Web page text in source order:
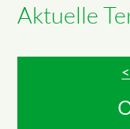
Aktuelle